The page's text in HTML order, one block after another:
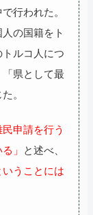
行われた。
の国籍をト
ルコ人につ
県として最
。
民申請を行う
」
と述べ、
いうことには